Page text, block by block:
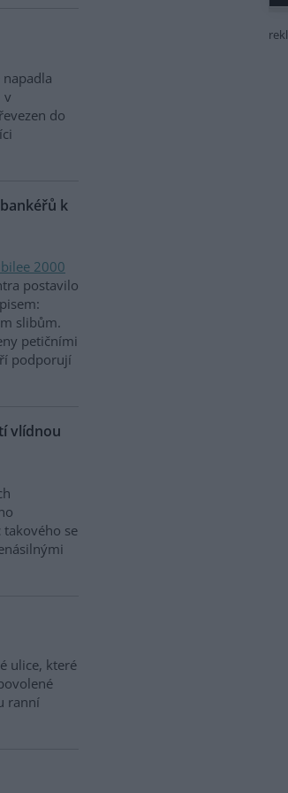
v
do
k
2000
postavilo
slibům.
petičními
podporují
vlídnou
se
ulice, které
ranní